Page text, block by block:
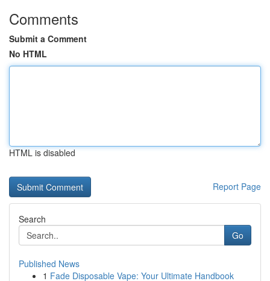
Comments
Submit a Comment
No HTML
HTML is disabled
Report Page
Search
Go
Published News
1 Fade Disposable Vape: Your Ultimate Handbook